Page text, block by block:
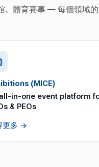
、體育賽事 — 每個領域
(MICE)
in-one event platform
& PEOs
更多 →